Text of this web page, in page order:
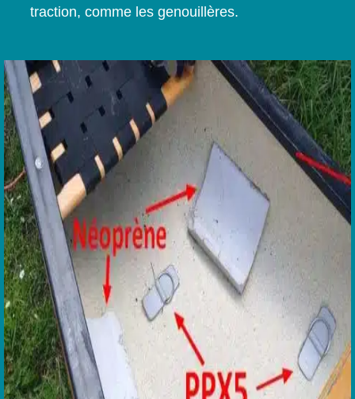
traction, comme les genouillères.